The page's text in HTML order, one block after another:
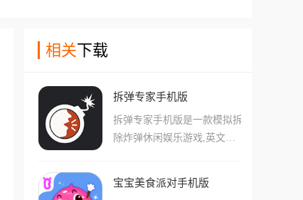
相关下载
拆弹专家手机版
拆弹专家手机版是一款模拟拆
除炸弹休闲娱乐游戏,英文名
炸、拆弹能手。游戏支持双人
宝宝美食派对手机版